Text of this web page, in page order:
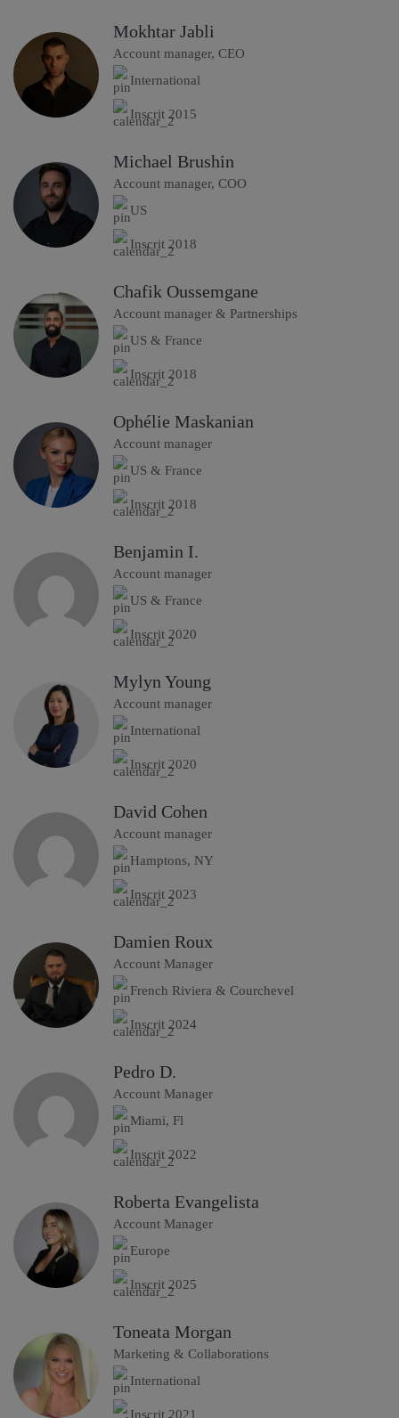
Mokhtar Jabli
Account manager, CEO
International
Inscrit 2015
Michael Brushin
Account manager, COO
US
Inscrit 2018
Chafik Oussemgane
Account manager & Partnerships
US & France
Inscrit 2018
Ophélie Maskanian
Account manager
US & France
Inscrit 2018
Benjamin I.
Account manager
US & France
Inscrit 2020
Mylyn Young
Account manager
International
Inscrit 2020
David Cohen
Account manager
Hamptons, NY
Inscrit 2023
Damien Roux
Account Manager
French Riviera & Courchevel
Inscrit 2024
Pedro D.
Account Manager
Miami, Fl
Inscrit 2022
Roberta Evangelista
Account Manager
Europe
Inscrit 2025
Toneata Morgan
Marketing & Collaborations
International
Inscrit 2021